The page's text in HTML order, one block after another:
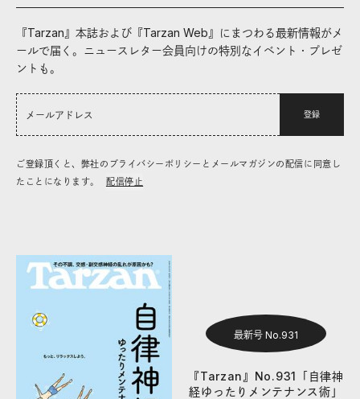
『Tarzan』本誌および『Tarzan Web』にまつわる最新情報がメ
ールで届く。ニュースレター会員向けの特別なイベント・プレゼ
ントも。
登録
ご登録頂くと、弊社のプライバシーポリシーとメールマガジンの配信に同意し
たことになります。
配信停止
最新号 No.931
『Tarzan』No.931「自律神
経ゆったりメンテナンス術」